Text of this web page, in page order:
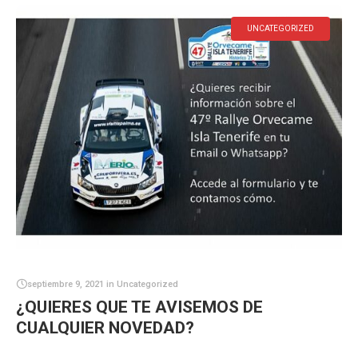
UNCATEGORIZED
septiembre 9, 2021 in Uncategorized
¿QUIERES QUE TE AVISEMOS DE
CUALQUIER NOVEDAD?